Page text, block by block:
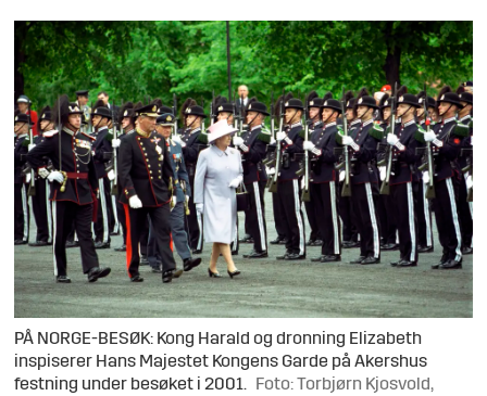
PÅ NORGE-BESØK: Kong Harald og dronning Elizabeth
inspiserer Hans Majestet Kongens Garde på Akershus
festning under besøket i 2001.
Foto: Torbjørn Kjosvold,